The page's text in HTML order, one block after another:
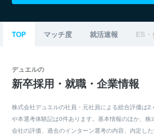
TOP マッチ度 就活速報 ES
デュエルの
新卒採用・就職・企業情報
株式会社デュエルの社員・元社員による総合評価は
や本選考体験記は0件あります。基本情報のほか、
会社の評価、過去のインターン選考の内容、内定し